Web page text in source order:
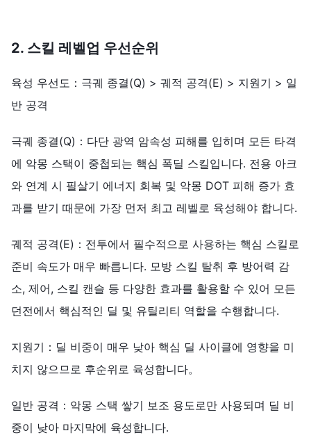
2. 스킬 레벨업 우선순위
육성 우선도：극궤 종결(Q) > 궤적 공격(E) > 지원기 > 일
반 공격
극궤 종결(Q)：다단 광역 암속성 피해를 입히며 모든 타격
에 악몽 스택이 중첩되는 핵심 폭딜 스킬입니다. 전용 아크
와 연계 시 필살기 에너지 회복 및 악몽 DOT 피해 증가 효
과를 받기 때문에 가장 먼저 최고 레벨로 육성해야 합니다.
궤적 공격(E)：전투에서 필수적으로 사용하는 핵심 스킬로
준비 속도가 매우 빠릅니다. 모방 스킬 탈취 후 방어력 감
소, 제어, 스킬 캔슬 등 다양한 효과를 활용할 수 있어 모든
던전에서 핵심적인 딜 및 유틸리티 역할을 수행합니다.
지원기：딜 비중이 매우 낮아 핵심 딜 사이클에 영향을 미
치지 않으므로 후순위로 육성합니다。
일반 공격：악몽 스택 쌓기 보조 용도로만 사용되며 딜 비
중이 낮아 마지막에 육성합니다.